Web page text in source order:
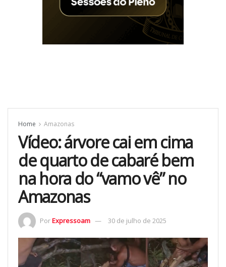
Home Amazonas
Vídeo: árvore cai em cima
de quarto de cabaré bem
na hora do “vamo vê” no
Amazonas
PorExpressoam 30 de julho de 2025